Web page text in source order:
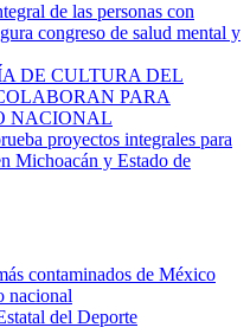
de las personas con
congreso de salud mental y
DE CULTURA DEL
PARA
NACIONAL
proyectos integrales para
Michoacán y Estado de
contaminados de México
nacional
del Deporte